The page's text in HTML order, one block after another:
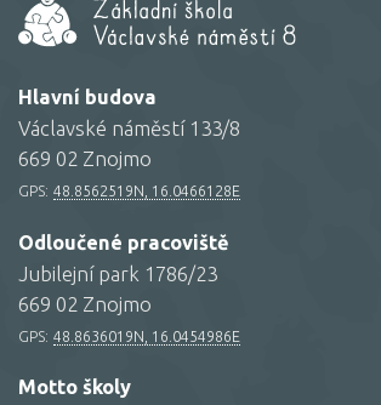
Hlavní budova
Václavské náměstí 133/8
669 02 Znojmo
GPS: 48.8562519N, 16.0466128E
Odloučené pracoviště
Jubilejní park 1786/23
669 02 Znojmo
GPS: 48.8636019N, 16.0454986E
Motto školy